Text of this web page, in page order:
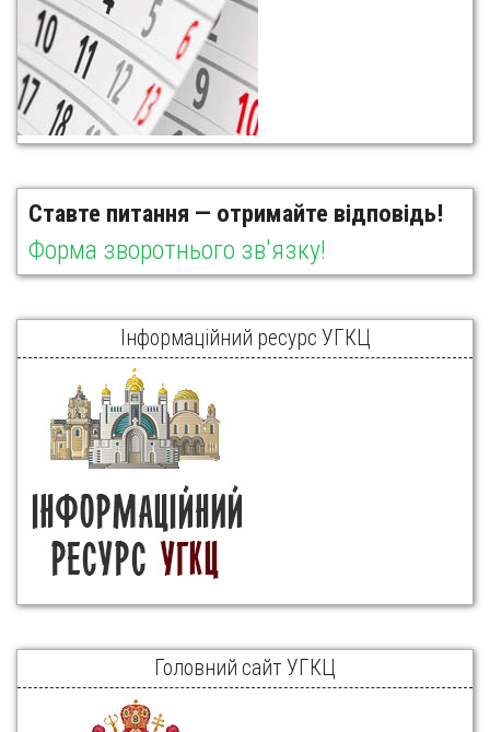
Ставте питання — отримайте відповідь!
Форма зворотнього зв'язку!
Інформаційний ресурс УГКЦ
Головний сайт УГКЦ